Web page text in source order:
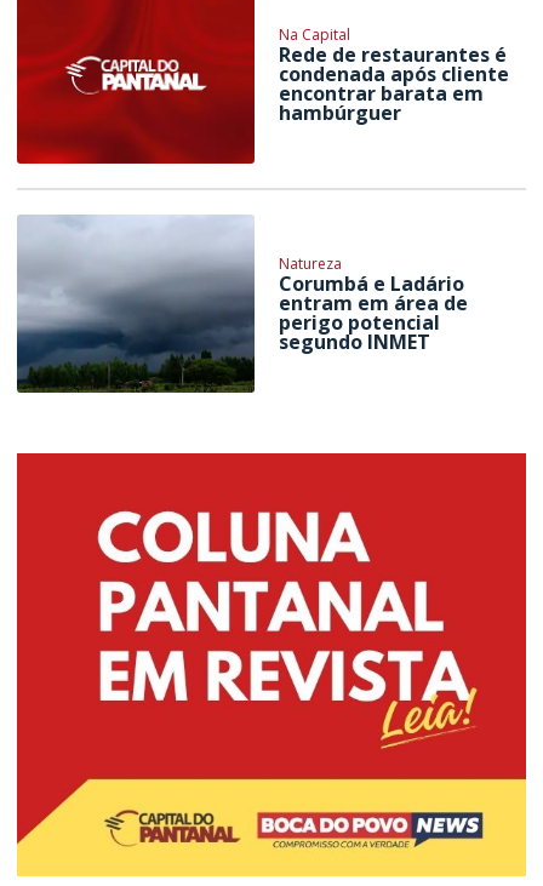
Na Capital
Rede de restaurantes é
condenada após cliente
encontrar barata em
hambúrguer
Natureza
Corumbá e Ladário
entram em área de
perigo potencial
segundo INMET